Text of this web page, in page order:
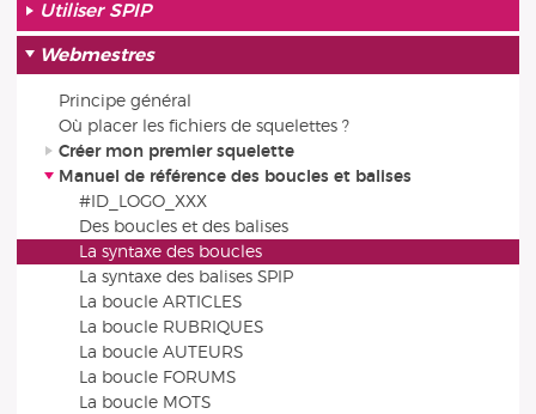
Utiliser SPIP
Webmestres
Principe général
Où placer les fichiers de squelettes ?
Créer mon premier squelette
Manuel de référence des boucles et balises
#ID_LOGO_XXX
Des boucles et des balises
La syntaxe des boucles
La syntaxe des balises SPIP
La boucle ARTICLES
La boucle RUBRIQUES
La boucle AUTEURS
La boucle FORUMS
La boucle MOTS